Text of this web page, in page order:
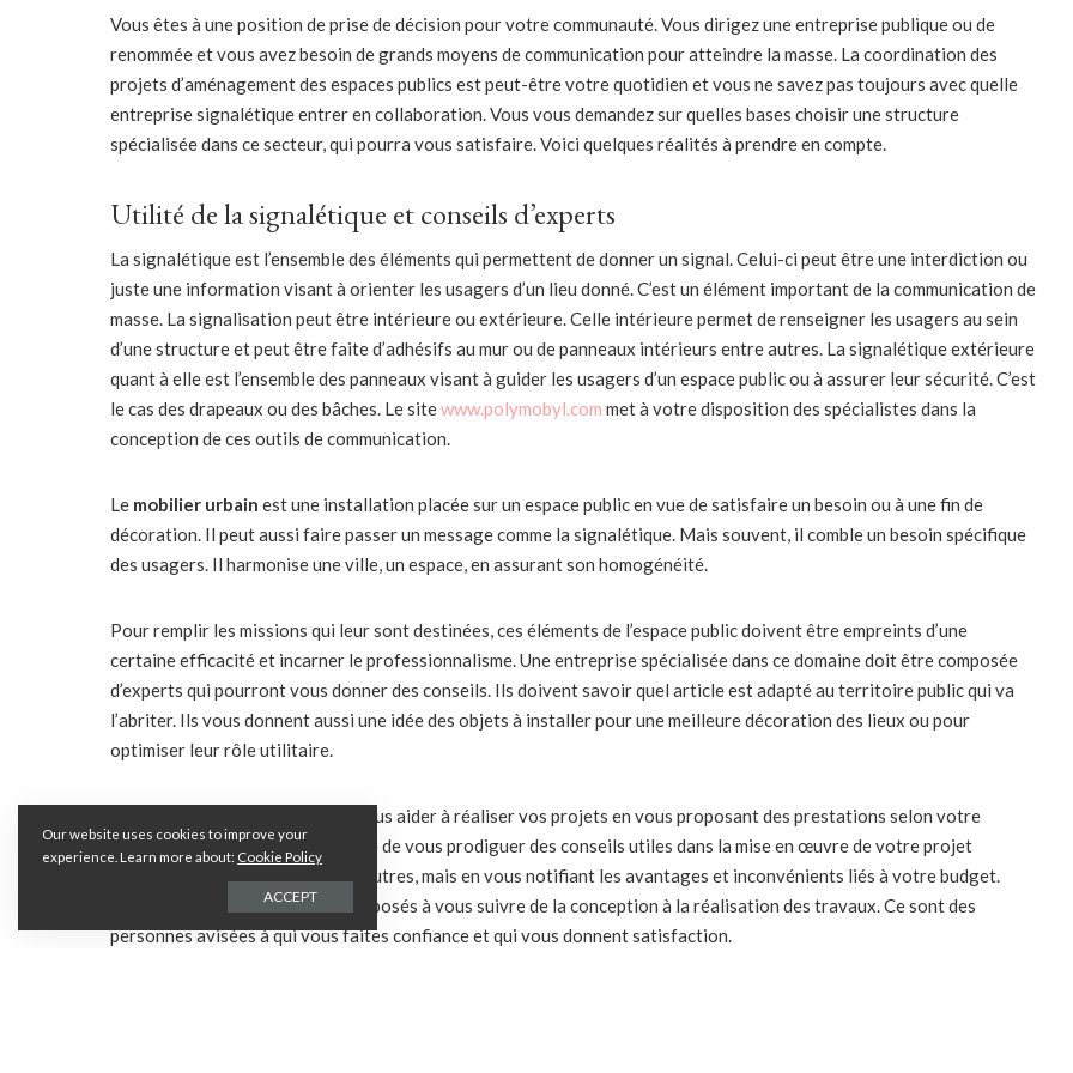
Vous êtes à une position de prise de décision pour votre communauté. Vous dirigez une entreprise publique ou de
renommée et vous avez besoin de grands moyens de communication pour atteindre la masse. La coordination des
projets d’aménagement des espaces publics est peut-être votre quotidien et vous ne savez pas toujours avec quelle
entreprise signalétique entrer en collaboration. Vous vous demandez sur quelles bases choisir une structure
spécialisée dans ce secteur, qui pourra vous satisfaire. Voici quelques réalités à prendre en compte.
Utilité de la signalétique et conseils d’experts
La signalétique est l’ensemble des éléments qui permettent de donner un signal. Celui-ci peut être une interdiction ou
juste une information visant à orienter les usagers d’un lieu donné. C’est un élément important de la communication de
masse. La signalisation peut être intérieure ou extérieure. Celle intérieure permet de renseigner les usagers au sein
d’une structure et peut être faite d’adhésifs au mur ou de panneaux intérieurs entre autres. La signalétique extérieure
quant à elle est l’ensemble des panneaux visant à guider les usagers d’un espace public ou à assurer leur sécurité. C’est
le cas des drapeaux ou des bâches. Le sitewww.polymobyl.com met à votre disposition des spécialistes dans la
conception de ces outils de communication.
Le mobilier urbain est une installation placée sur un espace public en vue de satisfaire un besoin ou à une fin de
décoration. Il peut aussi faire passer un message comme la signalétique. Mais souvent, il comble un besoin spécifique
des usagers. Il harmonise une ville, un espace, en assurant son homogénéité.
Pour remplir les missions qui leur sont destinées, ces éléments de l’espace public doivent être empreints d’une
certaine efficacité et incarner le professionnalisme. Une entreprise spécialisée dans ce domaine doit être composée
d’experts qui pourront vous donner des conseils. Ils doivent savoir quel article est adapté au territoire public qui va
l’abriter. Ils vous donnent aussi une idée des objets à installer pour une meilleure décoration des lieux ou pour
optimiser leur rôle utilitaire.
Ces concepteurs doivent aussi vous aider à réaliser vos projets en vous proposant des prestations selon votre
budget. Ils doivent être en mesure de vous prodiguer des conseils utiles dans la mise en œuvre de votre projet
d’installation de signalétique et autres, mais en vous notifiant les avantages et inconvénients liés à votre budget.
C’est des spécialistes qui sont disposés à vous suivre de la conception à la réalisation des travaux. Ce sont des
personnes avisées à qui vous faites confiance et qui vous donnent satisfaction.
Our website uses cookies to improve your
experience. Learn more about: Cookie Policy
ACCEPT